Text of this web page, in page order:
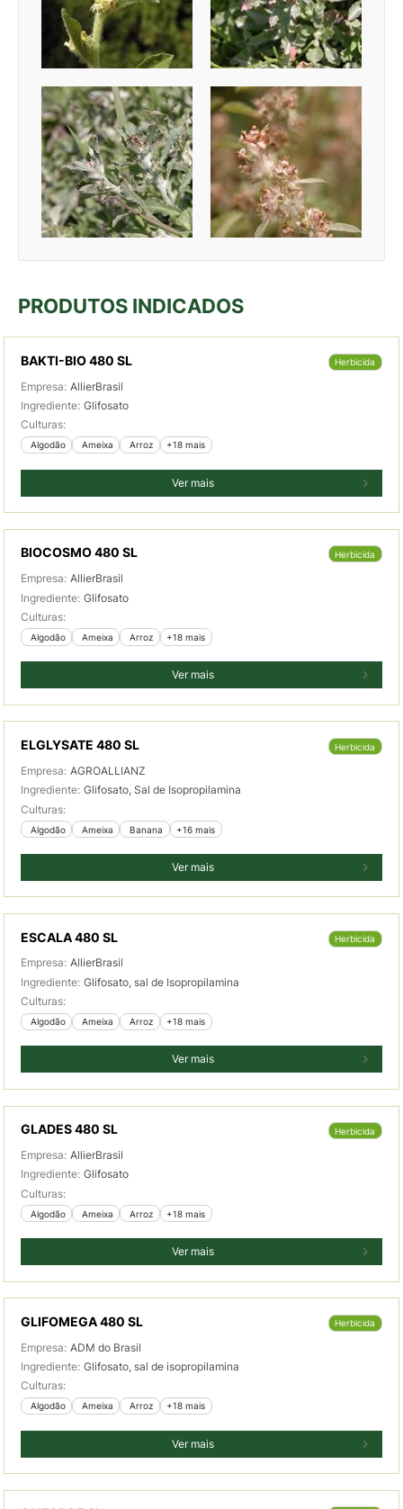
PRODUTOS INDICADOS
BAKTI-BIO 480 SL Herbicida
Empresa: AllierBrasil
Ingrediente: Glifosato
Culturas:
Algodão Ameixa Arroz +18 mais
Ver mais
BIOCOSMO 480 SL Herbicida
Empresa: AllierBrasil
Ingrediente: Glifosato
Culturas:
Algodão Ameixa Arroz +18 mais
Ver mais
ELGLYSATE 480 SL Herbicida
Empresa: AGROALLIANZ
Ingrediente: Glifosato, Sal de Isopropilamina
Culturas:
Algodão Ameixa Banana +16 mais
Ver mais
ESCALA 480 SL Herbicida
Empresa: AllierBrasil
Ingrediente: Glifosato, sal de Isopropilamina
Culturas:
Algodão Ameixa Arroz +18 mais
Ver mais
GLADES 480 SL Herbicida
Empresa: AllierBrasil
Ingrediente: Glifosato
Culturas:
Algodão Ameixa Arroz +18 mais
Ver mais
GLIFOMEGA 480 SL Herbicida
Empresa: ADM do Brasil
Ingrediente: Glifosato, sal de isopropilamina
Culturas:
Algodão Ameixa Arroz +18 mais
Ver mais